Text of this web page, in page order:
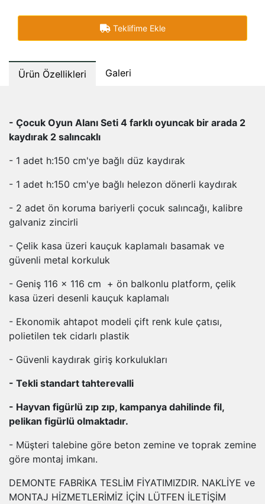
Teklifime Ekle
Ürün Özellikleri Galeri
- Çocuk Oyun Alanı Seti 4 farklı oyuncak bir arada 2
kaydırak 2 salıncaklı
- 1 adet h:150 cm'ye bağlı düz kaydırak
- 1 adet h:150 cm'ye bağlı helezon dönerli kaydırak
- 2 adet ön koruma bariyerli çocuk salıncağı, kalibre
galvaniz zincirli
- Çelik kasa üzeri kauçuk kaplamalı basamak ve
güvenli metal korkuluk
- Geniş 116 x 116 cm + ön balkonlu platform, çelik
kasa üzeri desenli kauçuk kaplamalı
- Ekonomik ahtapot modeli çift renk kule çatısı,
polietilen tek cidarlı plastik
- Güvenli kaydırak giriş korkulukları
- Tekli standart tahterevalli
- Hayvan figürlü zıp zıp, kampanya dahilinde fil,
pelikan figürlü olmaktadır.
- Müşteri talebine göre beton zemine ve toprak zemine
göre montaj imkanı.
DEMONTE FABRİKA TESLİM FİYATIMIZDIR. NAKLİYE ve
MONTAJ HİZMETLERİMİZ İÇİN LÜTFEN İLETİŞİM